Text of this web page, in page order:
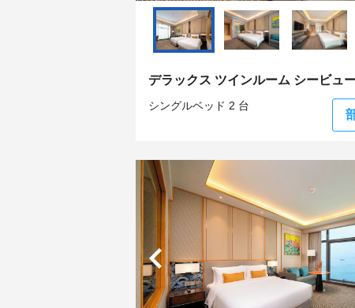
デラックス ツインルーム シービュ
シングルベッド 2 台